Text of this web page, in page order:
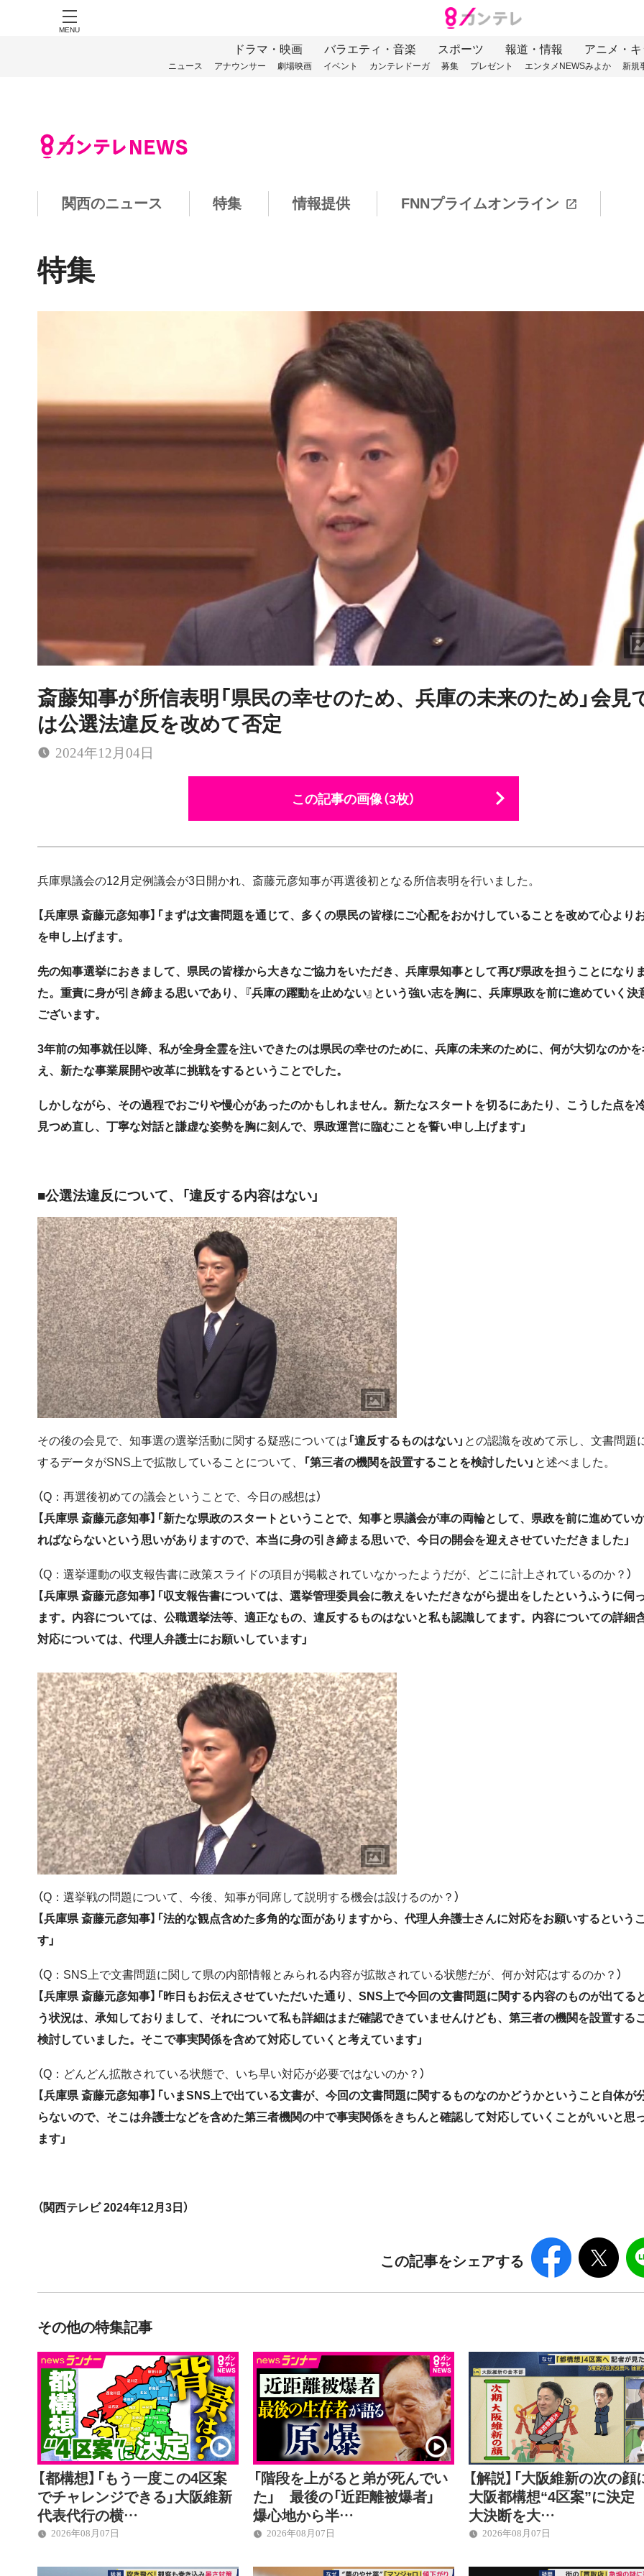
MENU
ドラマ・映画 バラエティ・音楽 スポーツ 報道・情報 アニメ・
ニュース アナウンサー 劇場映画 イベント カンテレドーガ 募集 プレゼント エンタメNEWSみよか 新規
関西のニュース 特集 情報提供 FNNプライムオンライン
特集
斎藤知事が所信表明「県民の幸せのため、兵庫の未来のため」会見
は公選法違反を改めて否定
2024年12月04日
この記事の画像（3枚）
兵庫県議会の12月定例議会が3日開かれ、斎藤元彦知事が再選後初となる所信表明を行いました。
【兵庫県 斎藤元彦知事】「まずは文書問題を通じて、多くの県民の皆様にご心配をおかけしていることを改めて心より
を申し上げます。
先の知事選挙におきまして、県民の皆様から大きなご協力をいただき、兵庫県知事として再び県政を担うことになり
た。重責に身が引き締まる思いであり、『兵庫の躍動を止めない』という強い志を胸に、兵庫県政を前に進めていく決
ございます。
3年前の知事就任以降、私が全身全霊を注いできたのは県民の幸せのために、兵庫の未来のために、何が大切なのか
え、新たな事業展開や改革に挑戦をするということでした。
しかしながら、その過程でおごりや慢心があったのかもしれません。新たなスタートを切るにあたり、こうした点を
見つめ直し、丁寧な対話と謙虚な姿勢を胸に刻んで、県政運営に臨むことを誓い申し上げます」
■公選法違反について、「違反する内容はない」
その後の会見で、知事選の選挙活動に関する疑惑については「違反するものはない」 との認識を改めて示し、文書問題
するデータがSNS上で拡散していることについて、
「第三者の機関を設置することを検討したい」 と述べました。
（Q：再選後初めての議会ということで、今日の感想は）
【兵庫県 斎藤元彦知事】「新たな県政のスタートということで、知事と県議会が車の両輪として、県政を前に進めてい
ればならないという思いがありますので、本当に身の引き締まる思いで、今日の開会を迎えさせていただきました」
（Q：選挙運動の収支報告書に政策スライドの項目が掲載されていなかったようだが、どこに計上されているのか？）
【兵庫県 斎藤元彦知事】「収支報告書については、選挙管理委員会に教えをいただきながら提出をしたというふうに伺
ます。内容については、公職選挙法等、適正なもの、違反するものはないと私も認識してます。内容についての詳細
対応については、代理人弁護士にお願いしています」
（Q：選挙戦の問題について、今後、知事が同席して説明する機会は設けるのか？）
【兵庫県 斎藤元彦知事】「法的な観点含めた多角的な面がありますから、代理人弁護士さんに対応をお願いするという
す」
（Q：SNS上で文書問題に関して県の内部情報とみられる内容が拡散されている状態だが、何か対応はするのか？）
【兵庫県 斎藤元彦知事】「昨日もお伝えさせていただいた通り、SNS上で今回の文書問題に関する内容のものが出てる
う状況は、承知しておりまして、それについて私も詳細はまだ確認できていませんけども、第三者の機関を設置する
検討していました。そこで事実関係を含めて対応していくと考えています」
（Q：どんどん拡散されている状態で、いち早い対応が必要ではないのか？）
【兵庫県 斎藤元彦知事】「いまSNS上で出ている文書が、今回の文書問題に関するものなのかどうかということ自体が
らないので、そこは弁護士などを含めた第三者機関の中で事実関係をきちんと確認して対応していくことがいいと思
ます」
（関西テレビ 2024年12月3日）
この記事をシェアする
その他の特集記事
【都構想】「もう一度この4区案
でチャレンジできる」大阪維新
代表代行の横…
2026年08月07日
「階段を上がると弟が死んでい
た」 最後の「近距離被爆者」
爆心地から半…
2026年08月07日
【解説】「大阪維新の次の顔
大阪都構想“4区案”に決
大決断を大…
2026年08月07日